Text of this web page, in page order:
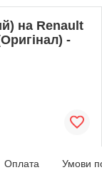
на Renault
-
Оплата Умови